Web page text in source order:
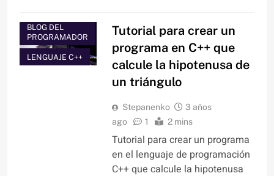
BLOG DEL
PROGRAMADOR
LENGUAJE C++
Tutorial para crear un
programa en C++ que
calcule la hipotenusa de
un triángulo
Stepanenko
3 años
ago
1 2 mins
Tutorial para crear un programa
en el lenguaje de programación
C++ que calcule la hipotenusa